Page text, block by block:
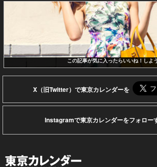
この記事が気に入ったらいいね！しよう
X（旧Twitter）で東京カレンダーを
Instagramで東京カレンダーをフォロー